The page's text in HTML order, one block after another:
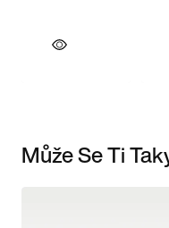
Může Se Ti